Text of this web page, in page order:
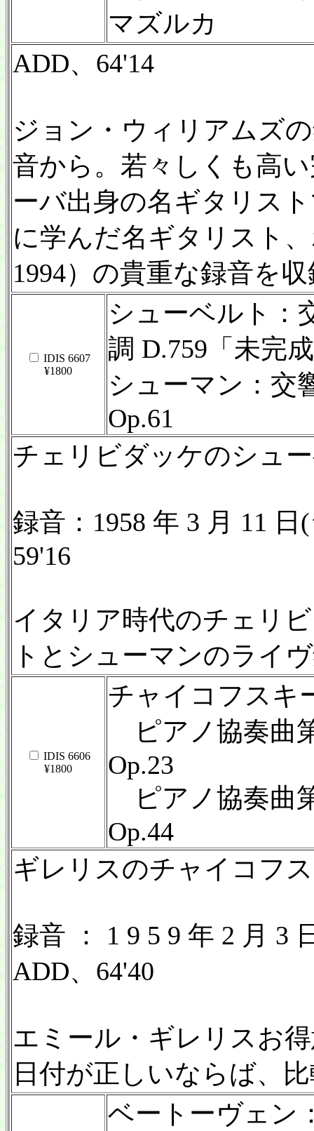
マズルカ
ADD、64'14
ジョン・ウィリアムズ
音から。若々しくも高
ーバ出身の名ギタリス
に学んだ名ギタリスト
1994）の貴重な録音を
IDIS 6607
¥1800
シューベルト：
調 D.759「未完
シューマン：交
Op.61
チェリビダッケのシュ
録音：1958 年 3 月 11
59'16
イタリア時代のチェリ
トとシューマンのライ
IDIS 6606
¥1800
チャイコフスキ
ピアノ協奏曲
Op.23
ピアノ協奏曲
Op.44
ギレリスのチャイコフ
録音 ： 1 9 5 9 年 2 月 3
ADD、64'40
エミール・ギレリスお
日付が正しいならば、
ベートーヴェン